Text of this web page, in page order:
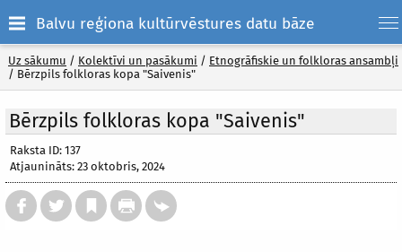
Balvu reģiona kultūrvēstures datu bāze
Uz sākumu / Kolektīvi un pasākumi / Etnogrāfiskie un folkloras ansambļi
/ Bērzpils folkloras kopa "Saivenis"
Bērzpils folkloras kopa "Saivenis"
Raksta ID: 137
Atjaunināts: 23 oktobris, 2024